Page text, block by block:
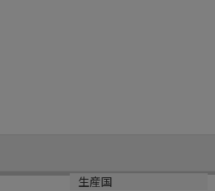
サイズ
生産国